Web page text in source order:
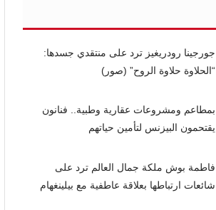
جورجينا رودريغيز ترد على منتقدي جسدها:
“الحلاوة حلاوة الروح” (صور)
بمطاعم ومشروعات عقارية وطبية.. فنانون
يقتحمون البيزنس لتأمين حياتهم
فاطمة بوش ملكة جمال العالم ترد على
شائعات ارتباطها بعلاقة عاطفية مع بيلينغهام